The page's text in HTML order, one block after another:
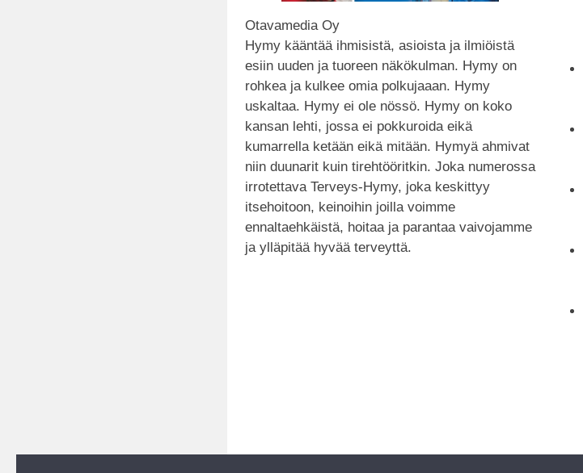
Otavamedia Oy
Hymy kääntää ihmisistä, asioista ja ilmiöistä
esiin uuden ja tuoreen näkökulman. Hymy on
rohkea ja kulkee omia polkujaaan. Hymy
uskaltaa. Hymy ei ole nössö. Hymy on koko
kansan lehti, jossa ei pokkuroida eikä
kumarrella ketään eikä mitään. Hymyä ahmivat
niin duunarit kuin tirehtööritkin. Joka numerossa
irrotettava Terveys-Hymy, joka keskittyy
itsehoitoon, keinoihin joilla voimme
ennaltaehkäistä, hoitaa ja parantaa vaivojamme
ja ylläpitää hyvää terveyttä.